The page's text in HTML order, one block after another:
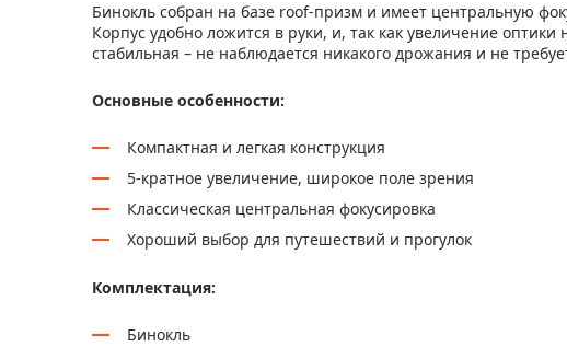
Бинокль собран на базе roof-призм и имеет центральную
Корпус удобно ложится в руки, и, так как увеличение
стабильная – не наблюдается никакого дрожания и не
Основные особенности:
Компактная и легкая конструкция
5-кратное увеличение, широкое поле зрения
Классическая центральная фокусировка
Хороший выбор для путешествий и прогулок
Комплектация:
Бинокль